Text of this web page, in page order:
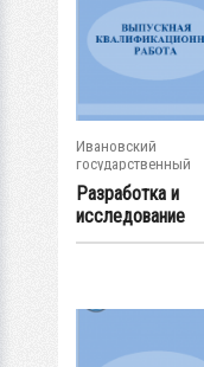
Ивановский
государственный
энергетический...
Разработка и
исследование
системы